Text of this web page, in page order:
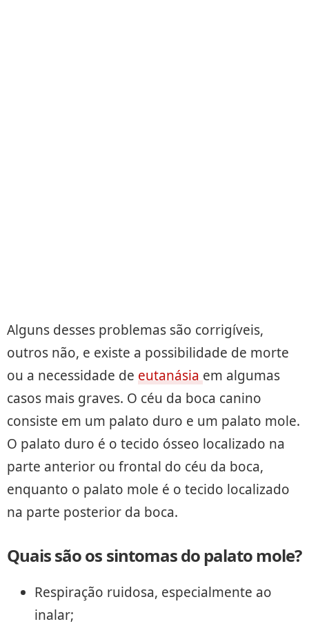
Alguns desses problemas são corrigíveis,
outros não, e existe a possibilidade de morte
ou a necessidade de eutanásia em algumas
casos mais graves. O céu da boca canino
consiste em um palato duro e um palato mole.
O palato duro é o tecido ósseo localizado na
parte anterior ou frontal do céu da boca,
enquanto o palato mole é o tecido localizado
na parte posterior da boca.
Quais são os sintomas do palato mole?
Respiração ruidosa, especialmente ao
inalar;